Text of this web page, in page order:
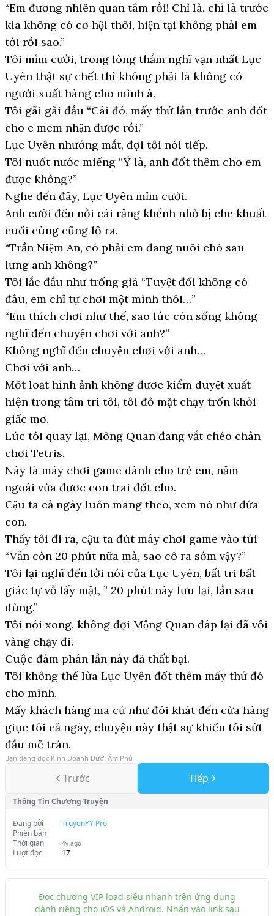
“Em đương nhiên quan tâm rồi! Chỉ là, chỉ là trước
kia không có cơ hội thôi, hiện tại không phải em
tới rồi sao.”
Tôi mỉm cười, trong lòng thầm nghĩ vạn nhất Lục
Uyên thật sự chết thì không phải là không có
người xuất hàng cho mình à.
Tôi gãi gãi đầu “Cái đó, mấy thứ lần trước anh đốt
cho e mem nhận được rồi.”
Lục Uyên nhướng mắt, đợi tôi nói tiếp.
Tôi nuốt nước miếng “Ý là, anh đốt thêm cho em
được không?”
Nghe đến đây, Lục Uyên mỉm cười.
Anh cười đến nỗi cái răng khểnh nhỏ bị che khuất
cuối cùng cũng lộ ra.
“Trần Niệm An, có phải em đang nuôi chó sau
lưng anh không?”
Tôi lắc đầu như trống giã “Tuyệt đối không có
đâu, em chỉ tự chơi một mình thôi…”
“Em thích chơi như thế, sao lúc còn sống không
nghĩ đến chuyện chơi với anh?”
Không nghĩ đến chuyện chơi với anh…
Chơi với anh…
Một loạt hình ảnh không được kiểm duyệt xuất
hiện trong tâm trí tôi, tôi đỏ mặt chạy trốn khỏi
giấc mơ.
Lúc tôi quay lại, Mông Quan đang vắt chéo chân
chơi Tetris.
Này là máy chơi game dành cho trẻ em, năm
ngoái vừa được con trai đốt cho.
Cậu ta cả ngày luôn mang theo, xem nó như đứa
con.
Thấy tôi đi ra, cậu ta đút máy chơi game vào túi
“Vẫn còn 20 phút nữa mà, sao cô ra sớm vậy?”
Tôi lại nghĩ đến lời nói của Lục Uyên, bất tri bất
giác tự vỗ lấy mặt, ” 20 phút này lưu lại, lần sau
dùng.”
Tôi nói xong, không đợi Mộng Quan đáp lại đã vội
vàng chạy đi.
Cuộc đàm phán lần này đã thất bại.
Tôi không thể lừa Lục Uyên đốt thêm mấy thứ đó
cho mình.
Mấy khách hàng ma cứ như đói khát đến cửa hàng
giục tôi cả ngày, chuyện này thật sự khiến tôi sứt
đầu mẻ trán.
Bạn đang đọc Kinh Doanh Dưới Âm Phủ
Trước Tiếp
Thông Tin Chương Truyện
Đăng bởi
TruyenYY Pro
Phiên bản
Thời gian
4y ago
Lượt đọc 17
Đọc chương VIP load siêu nhanh trên ứng dụng
dành riêng cho iOS và Android. Nhấn vào link sau